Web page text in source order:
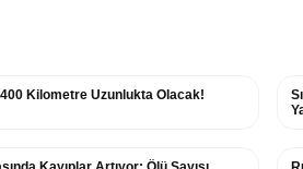
Kilometre Uzunlukta Olacak!